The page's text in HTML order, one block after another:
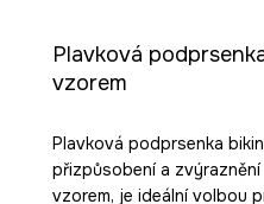
Plavková
vzorem
Plavková podprsenka
přizpůsobení a
vzorem, je ideální volbou